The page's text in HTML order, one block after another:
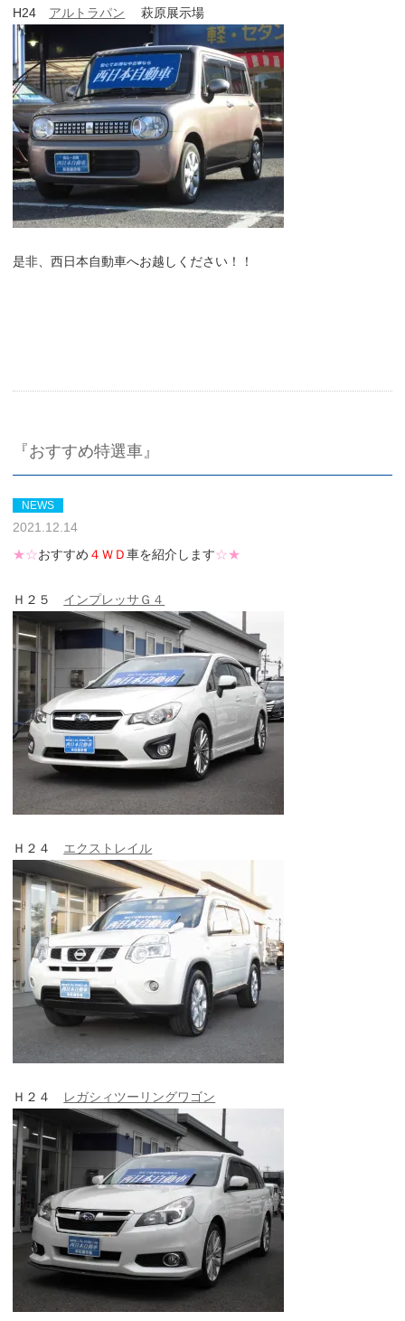
H24 アルトラパン 萩原展示場
是非、西日本自動車へお越しください！！
『おすすめ特選車』
NEWS
2021.12.14
★☆おすすめ ４ＷＤ車を紹介します☆★
Ｈ２５ インプレッサＧ４
Ｈ２４ エクストレイル
Ｈ２４ レガシィツーリングワゴン